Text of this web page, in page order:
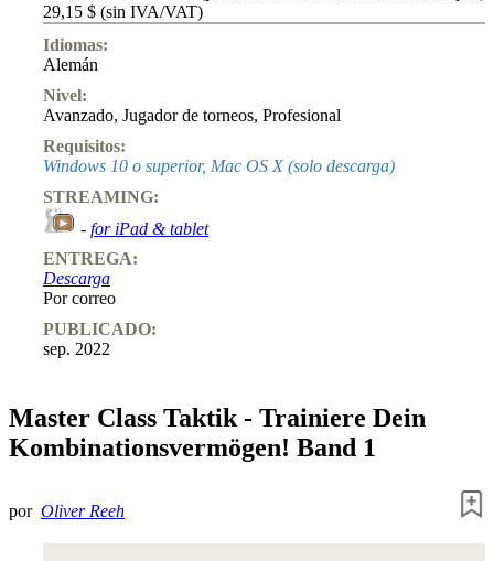
29,15 $ (sin IVA/VAT)
Idiomas:
Alemán
Nivel:
Avanzado, Jugador de torneos, Profesional
Requisitos:
Windows 10 o superior, Mac OS X (solo descarga)
STREAMING:
- for iPad & tablet
ENTREGA:
Descarga
Por correo
PUBLICADO:
sep. 2022
Master Class Taktik - Trainiere Dein
Kombinationsvermögen! Band 1
por Oliver Reeh